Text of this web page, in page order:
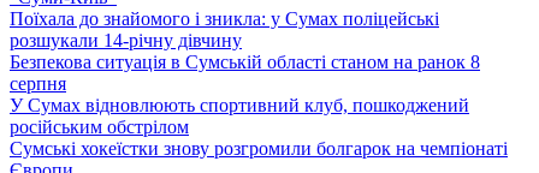
Поїхала до знайомого і зникла: у Сумах поліцейські
розшукали 14-річну дівчину
Безпекова ситуація в Сумській області станом на ранок 8
серпня
У Сумах відновлюють спортивний клуб, пошкоджений
російським обстрілом
Сумські хокеїстки знову розгромили болгарок на чемпіонаті